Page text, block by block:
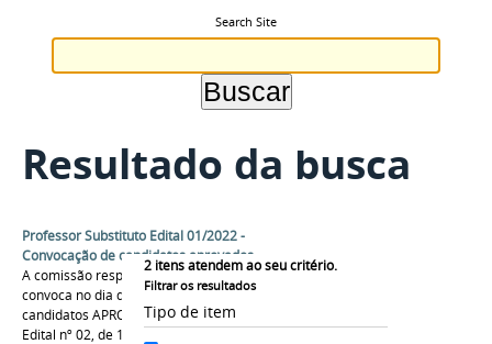
Search Site
Resultado da busca
2 itens atendem ao seu critério.
Filtrar os resultados
Tipo de item
Professor Substituto Edital 01/2022 -
Convocação de candidatos aprovados
A comissão responsável pelo Processo Seletivo
convoca no dia de hoje, 05 de maio de 2022, os
candidatos APROVADOS, em 1º lugar, conforme
Edital nº 02, de 16 de Maio de 2022.